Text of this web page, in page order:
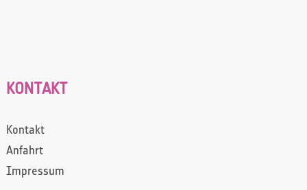
KONTAKT
Kontakt
Anfahrt
Impressum